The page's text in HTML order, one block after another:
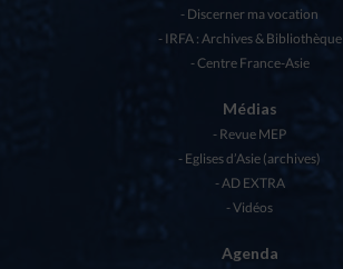
Discerner ma vocation
IRFA : Archives & Bibliothèque
Centre France-Asie
Médias
Revue MEP
Eglises d’Asie (archives)
AD EXTRA
Vidéos
Agenda